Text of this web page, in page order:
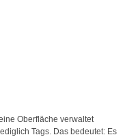
Oberfläche verwaltet
Tags. Das bedeutet: Es